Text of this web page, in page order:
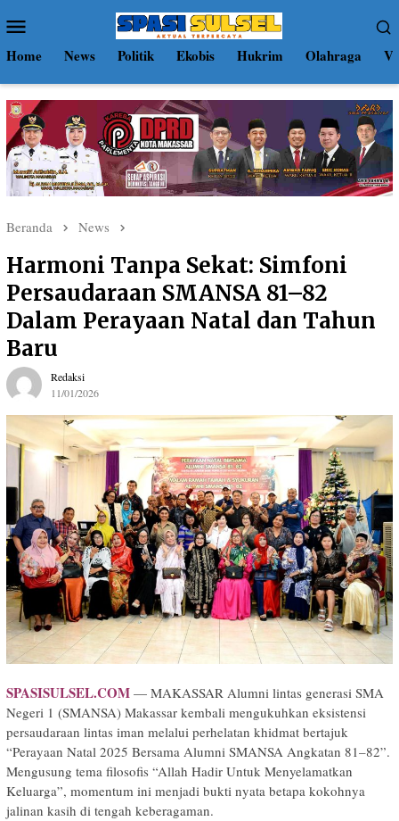
ke
kontenMobile
Home News Politik Ekobis Hukrim Olahraga
Beranda News
Harmoni Tanpa Sekat: Simfoni
Persaudaraan SMANSA 81–82
Dalam Perayaan Natal dan Tahun
Baru
Redaksi
11/01/2026
SPASISULSEL.COM — MAKASSAR Alumni lintas generasi SMA
Negeri 1 (SMANSA) Makassar kembali mengukuhkan eksistensi
persaudaraan lintas iman melalui perhelatan khidmat bertajuk
“Perayaan Natal 2025 Bersama Alumni SMANSA Angkatan 81–82”.
Mengusung tema filosofis “Allah Hadir Untuk Menyelamatkan
Keluarga”, momentum ini menjadi bukti nyata betapa kokohnya
jalinan kasih di tengah keberagaman.